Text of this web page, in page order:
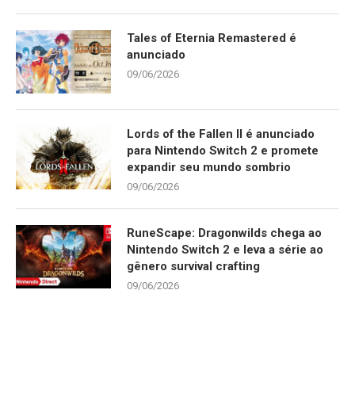
Tales of Eternia Remastered é
anunciado
09/06/2026
Lords of the Fallen II é anunciado
para Nintendo Switch 2 e promete
expandir seu mundo sombrio
09/06/2026
RuneScape: Dragonwilds chega ao
Nintendo Switch 2 e leva a série ao
gênero survival crafting
09/06/2026